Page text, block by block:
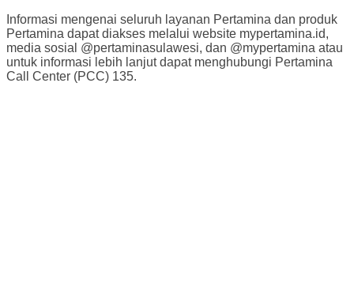
Informasi mengenai seluruh layanan Pertamina dan produk
Pertamina dapat diakses melalui website mypertamina.id,
media sosial @pertaminasulawesi, dan @mypertamina atau
untuk informasi lebih lanjut dapat menghubungi Pertamina
Call Center (PCC) 135.